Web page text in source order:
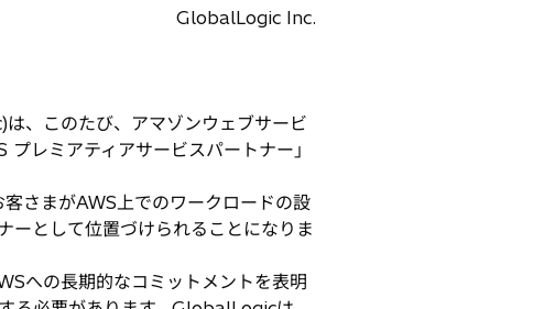
GlobalLogic Inc.
、このたび、アマゾンウェブサービ
レミアティアサービスパートナー」
さまがAWS上でのワークロードの設
ーとして位置づけられることになりま
への長期的なコミットメントを表明